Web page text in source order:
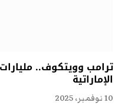
ترامب وويتكوف..
الإماراتية
10 نوفمبر، 2025